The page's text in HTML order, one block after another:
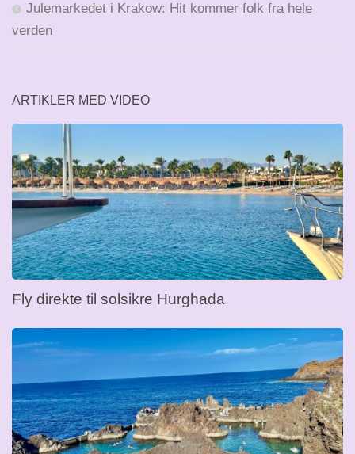
Julemarkedet i Krakow: Hit kommer folk fra hele
verden
ARTIKLER MED VIDEO
Fly direkte til solsikre Hurghada